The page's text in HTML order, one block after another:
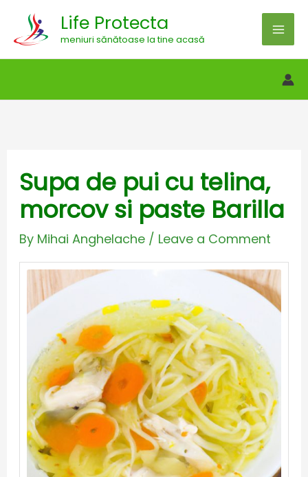
content
Life Protecta
meniuri sănătoase la tine acasă
Supa de pui cu telina,
morcov si paste Barilla
By Mihai Anghelache / Leave a Comment